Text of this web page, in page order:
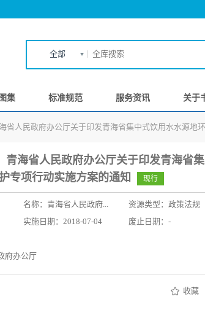
全部
集 标准规范 服务资讯 关于
省人民政府办公厅关于印发青海省集中式饮用水水源地
青海省人民政府办公厅关于印发青海省
专项行动实施方案的通知
现行
名称： 青海省人民政府...
资源类型：政策法规
实施日期：2018-07-04
废止日期：-
府办公厅
收藏